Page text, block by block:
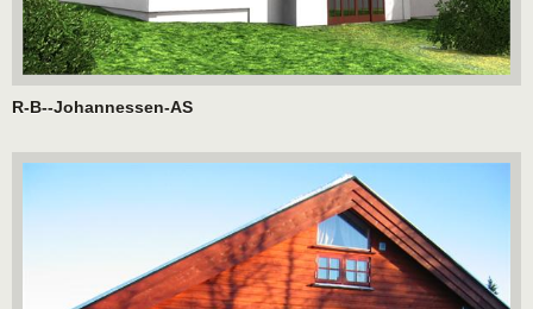
R-B--Johannessen-AS